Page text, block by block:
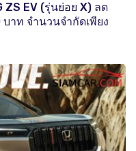
ZS EV (รุ่นย่อย X) ลด
าท จำนวนจำกัดเพียง